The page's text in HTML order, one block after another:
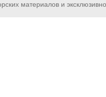
материалов и